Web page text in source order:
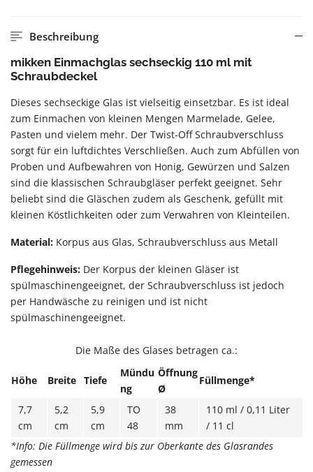
Beschreibung
mikken Einmachglas sechseckig 110 ml mit
Schraubdeckel
Dieses sechseckige Glas ist vielseitig einsetzbar. Es ist ideal
zum Einmachen von kleinen Mengen Marmelade, Gelee,
Pasten und vielem mehr. Der Twist-Off Schraubverschluss
sorgt für ein luftdichtes Verschließen. Auch zum Abfüllen von
Proben und Aufbewahren von Honig, Gewürzen und Salzen
sind die klassischen Schraubgläser perfekt geeignet. Sehr
beliebt sind die Gläschen zudem als Geschenk, gefüllt mit
kleinen Köstlichkeiten oder zum Verwahren von Kleinteilen.
Material: Korpus aus Glas, Schraubverschluss aus Metall
Pflegehinweis: Der Korpus der kleinen Gläser ist
spülmaschinengeeignet, der Schraubverschluss ist jedoch
per Handwäsche zu reinigen und ist nicht
spülmaschinengeeignet.
Die Maße des Glases betragen ca.:
Höhe Breite Tiefe
Mündu
ng
Öffnung
Ø
Füllmenge*
7,7
cm
5,2
cm
5,9
cm
TO
48
38
mm
110 ml / 0,11 Liter
/ 11 cl
*Info: Die Füllmenge wird bis zur Oberkante des Glasrandes
gemessen